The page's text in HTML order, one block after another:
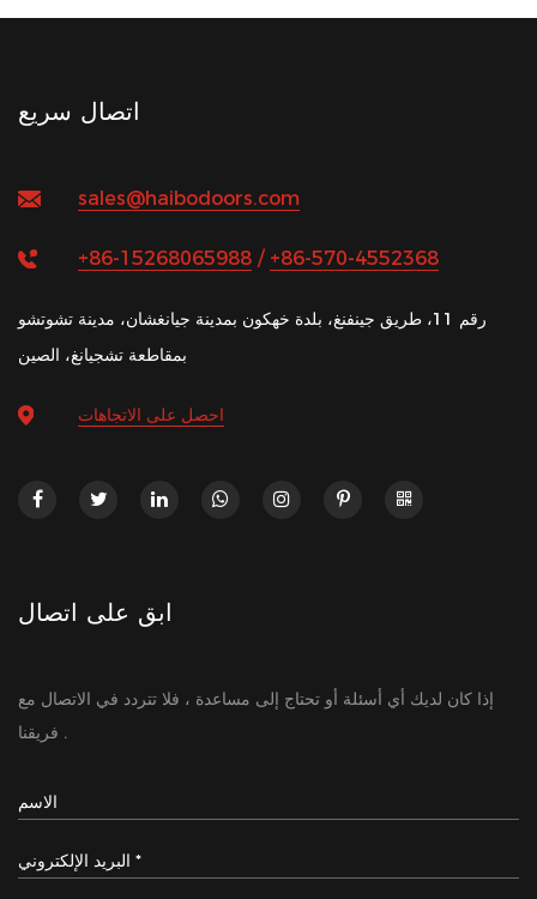
اتصال سريع
sales@haibodoors.com
+86-15268065988 / +86-570-4552368
رقم 11، طريق جينفنغ، بلدة خهكون بمدينة جيانغشان، مدينة تشوتشو
بمقاطعة تشجيانغ، الصين
احصل على الاتجاهات
ابق على اتصال
إذا كان لديك أي أسئلة أو تحتاج إلى مساعدة ، فلا تتردد في الاتصال مع
فريقنا .